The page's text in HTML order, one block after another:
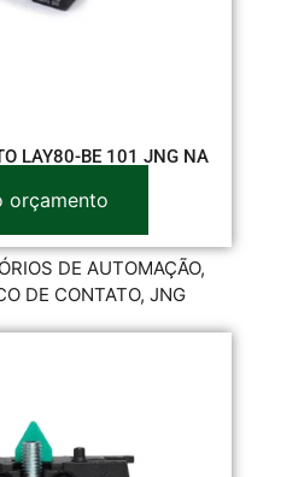
LAY80-BE 101 JNG NA
orçamento
DE AUTOMAÇÃO,
DE CONTATO, JNG